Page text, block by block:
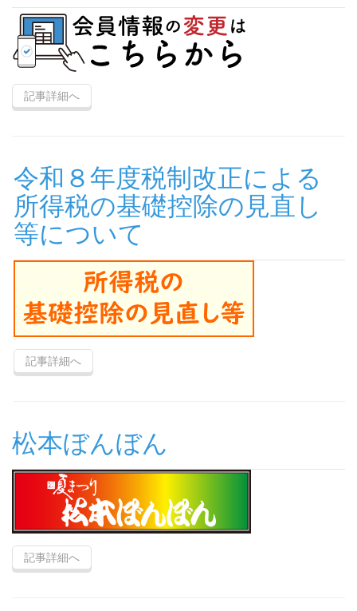
記事詳細へ
令和８年度税制改正による
所得税の基礎控除の見直し
等について
記事詳細へ
松本ぼんぼん
記事詳細へ